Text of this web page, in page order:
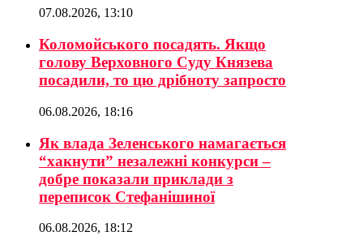
07.08.2026, 13:10
Коломойського посадять. Якщо
голову Верховного Суду Князева
посадили, то цю дрібноту запросто
06.08.2026, 18:16
Як влада Зеленського намагається
“хакнути” незалежні конкурси –
добре показали приклади з
переписок Стефанішиної
06.08.2026, 18:12